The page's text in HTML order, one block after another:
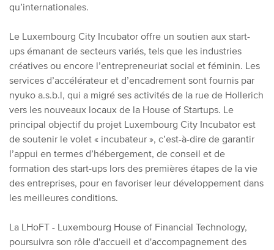
qu’internationales.
Le Luxembourg City Incubator offre un soutien aux start-
ups émanant de secteurs variés, tels que les industries
créatives ou encore l’entrepreneuriat social et féminin. Les
services d’accélérateur et d’encadrement sont fournis par
nyuko a.s.b.l, qui a migré ses activités de la rue de Hollerich
vers les nouveaux locaux de la House of Startups. Le
principal objectif du projet Luxembourg City Incubator est
de soutenir le volet « incubateur », c’est-à-dire de garantir
l’appui en termes d’hébergement, de conseil et de
formation des start-ups lors des premières étapes de la vie
des entreprises, pour en favoriser leur développement dans
les meilleures conditions.
La LHoFT - Luxembourg House of Financial Technology,
poursuivra son rôle d'accueil et d'accompagnement des